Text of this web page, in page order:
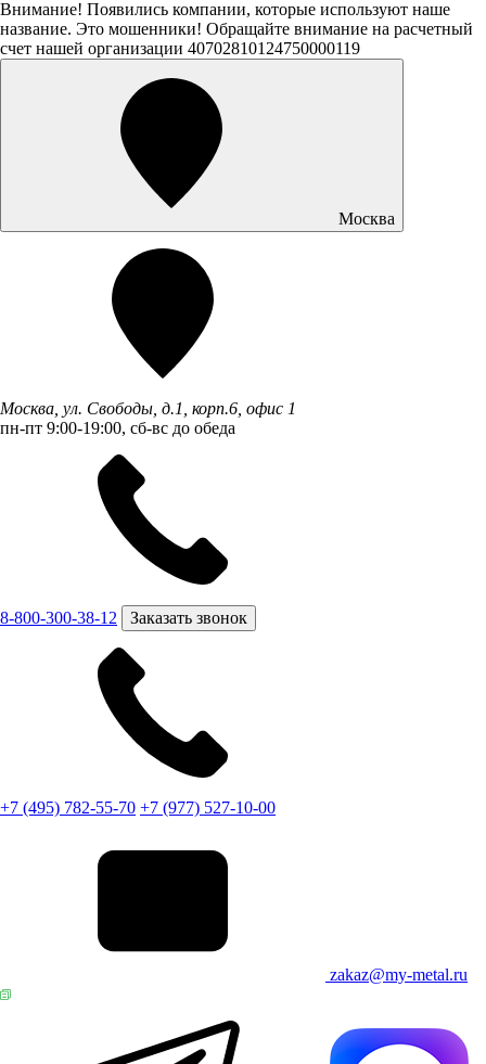
Внимание! Появились компании, которые используют наше
название. Это мошенники! Обращайте внимание на расчетный
счет нашей организации 40702810124750000119
Москва
Москва, ул. Свободы, д.1, корп.6, офис 1
пн-пт 9:00-19:00, сб-вс до обеда
8-800-300-38-12 Заказать звонок
+7 (495) 782-55-70 +7 (977) 527-10-00
zakaz@my-metal.ru